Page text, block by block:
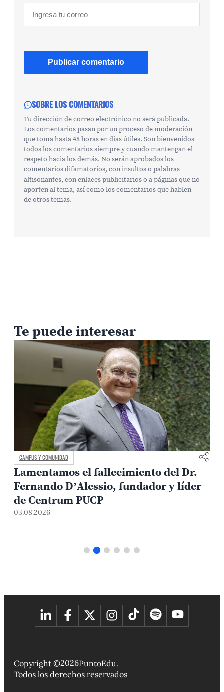
SOBRE LOS COMENTARIOS
Tu dirección de correo electrónico no será publicada.
Los comentarios pasan por un proceso de moderación
que toma hasta 48 horas en días útiles. Son bienvenidos
todos los comentarios siempre y cuando mantengan el
respeto hacia los demás. No serán aprobados los
comentarios difamatorios, con insultos o palabras
altisonantes, con enlaces publicitarios o a páginas que no
aporten al tema, así como los comentarios que hablen
de otros temas.
Te puede interesar
CAMPUS Y COMUNIDAD
Lamentamos el fallecimiento del Dr.
Fernando D’Alessio, fundador y líder
de Centrum PUCP
03.08.2026
Copyright ©2026PuntoEdu.
Todos los derechos reservados